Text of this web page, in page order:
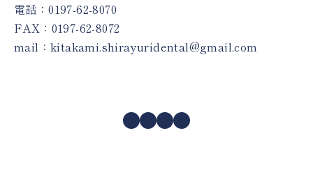
電話：0197-62-8070
FAX：0197-62-8072
mail： kitakami.shirayuridental@gmail.com
Facebook InstagramXYouTube